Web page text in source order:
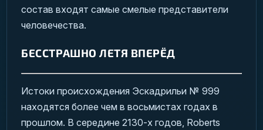
состав входят самые смелые представители
человечества.
БЕССТРАШНО ЛЕТЯ ВПЕРЁД
Истоки происхождения Эскадрильи № 999
находятся более чем в восьмистах годах в
прошлом. В середине 2130-х годов, Roberts